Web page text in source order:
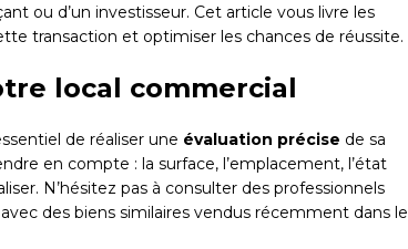
ou d’un investisseur. Cet article vous livre les
transaction et optimiser les chances de réussite.
local commercial
de réaliser une évaluation précise de sa
en compte : la surface, l’emplacement, l’état
N’hésitez pas à consulter des professionnels
des biens similaires vendus récemment dans le